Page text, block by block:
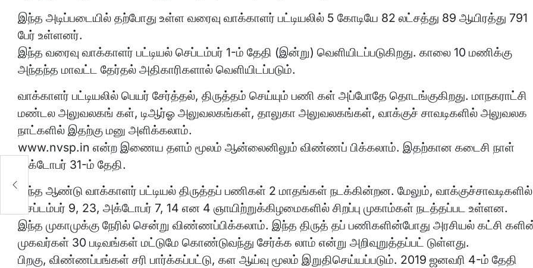
இந்த அடிப்படையில் தற்போது உள்ள வரைவு வாக்காளர் பட்டியலில் 5 கோடியே 82 லட்சத்து 89 ஆயிரத்து 791
பேர் உள்ளனர்.
இந்த வரைவு வாக்காளர் பட்டியல் செப்டம்பர் 1-ம் தேதி (இன்று) வெளியிடப்படுகிறது. காலை 10 மணிக்கு
அந்தந்த மாவட்ட தேர்தல் அதிகாரிகளால் வெளியிடப்படும்.
வாக்காளர் பட்டியலில் பெயர் சேர்த்தல், திருத்தம் செய்யும் பணி கள் அப்போதே தொடங்குகிறது. மாநகராட்சி
மண்டல அலுவலகங் கள், டிஆர்ஓ அலுவலகங்கள், தாலுகா அலுவலகங்கள், வாக்குச் சாவடிகளில் அலுவலக
நாட்களில் இதற்கு மனு அளிக்கலாம்.
www.nvsp.in என்ற இணைய தளம் மூலம் ஆன்லைனிலும் விண்ணப் பிக்கலாம். இதற்கான கடைசி நாள்
அக்டோபர் 31-ம் தேதி.
இந்த ஆண்டு வாக்காளர் பட்டியல் திருத்தப் பணிகள் 2 மாதங்கள் நடக்கின்றன. மேலும், வாக்குச்சாவடிகளில்
செப்டம்பர் 9, 23, அக்டோபர் 7, 14 என 4 ஞாயிற்றுக்கிழமைகளில் சிறப்பு முகாம்கள் நடத்தப்பட உள்ளன.
இந்த முகாமுக்கு நேரில் சென்று விண்ணப்பிக்கலாம். இந்த திருத் தப் பணிகளின்போது அரசியல் கட்சி
முகவர்கள் 30 படிவங்கள் மட்டுமே கொண்டுவந்து சேர்க்க லாம் என்று அறிவுறுத்தப்பட் டுள்ளது.
பிறகு, விண்ணப்பங்கள் சரி பார்க்கப்பட்டு, கள ஆய்வு மூலம் இறுதிசெய்யப்படும். 2019 ஜனவரி 4-ம் தேதி